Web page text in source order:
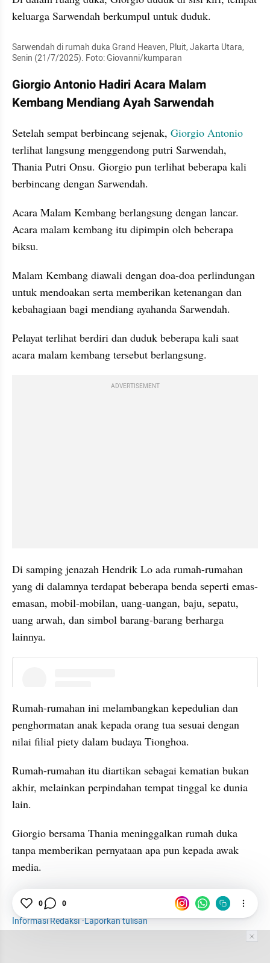
keluarga Sarwendah berkumpul untuk duduk.
Sarwendah di rumah duka Grand Heaven, Pluit, Jakarta Utara,
Senin (21/7/2025). Foto: Giovanni/kumparan
Giorgio Antonio Hadiri Acara Malam
Kembang Mendiang Ayah Sarwendah
Setelah sempat berbincang sejenak, Giorgio Antonio
terlihat langsung menggendong putri Sarwendah,
Thania Putri Onsu. Giorgio pun terlihat beberapa kali
berbincang dengan Sarwendah.
Acara Malam Kembang berlangsung dengan lancar.
Acara malam kembang itu dipimpin oleh beberapa
biksu.
Malam Kembang diawali dengan doa-doa perlindungan
untuk mendoakan serta memberikan ketenangan dan
kebahagiaan bagi mendiang ayahanda Sarwendah.
Pelayat terlihat berdiri dan duduk beberapa kali saat
acara malam kembang tersebut berlangsung.
ADVERTISEMENT
Di samping jenazah Hendrik Lo ada rumah-rumahan
yang di dalamnya terdapat beberapa benda seperti emas-
emasan, mobil-mobilan, uang-uangan, baju, sepatu,
uang arwah, dan simbol barang-barang berharga
lainnya.
Rumah-rumahan ini melambangkan kepedulian dan
penghormatan anak kepada orang tua sesuai dengan
nilai filial piety dalam budaya Tionghoa.
Rumah-rumahan itu diartikan sebagai kematian bukan
akhir, melainkan perpindahan tempat tinggal ke dunia
lain.
Giorgio bersama Thania meninggalkan rumah duka
tanpa memberikan pernyataan apa pun kepada awak
media.
Hiburan Giorgio Antonio
Sarwendah
Informasi Redaksi·Laporkan tulisan
0 0